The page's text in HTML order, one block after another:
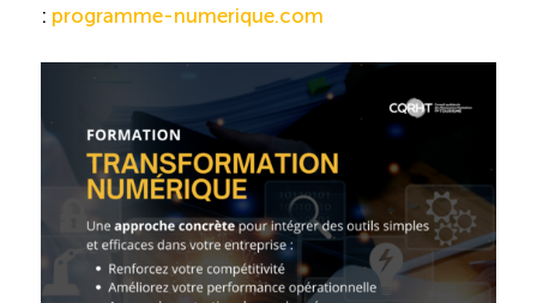
: programme-numerique.com